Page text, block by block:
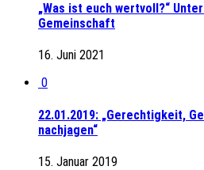
„Was ist euch wertvoll?“
Gemeinschaft
16. Juni 2021
0
22.01.2019: „Gerechtigkeit,
nachjagen“
15. Januar 2019